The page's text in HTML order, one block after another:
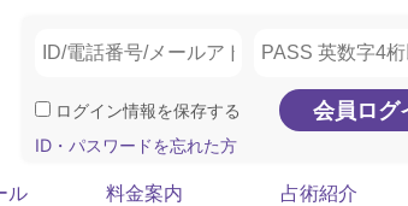
ログイン情報を保存する
ID・パスワードを忘れた方
ル 料金案内 占術紹介